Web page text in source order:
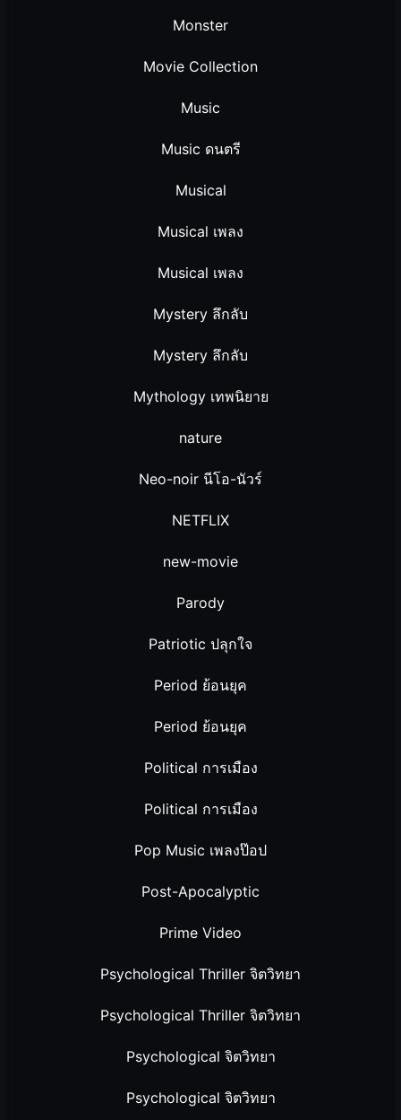
Monster
Movie Collection
Music
Music ดนตรี
Musical
Musical เพลง
Musical เพลง
Mystery ลึกลับ
Mystery ลึกลับ
Mythology เทพนิยาย
nature
Neo-noir นีโอ-นัวร์
NETFLIX
new-movie
Parody
Patriotic ปลุกใจ
Period ย้อนยุค
Period ย้อนยุค
Political การเมือง
Political การเมือง
Pop Music เพลงป๊อป
Post-Apocalyptic
Prime Video
Psychological Thriller จิตวิทยา
Psychological Thriller จิตวิทยา
Psychological จิตวิทยา
Psychological จิตวิทยา